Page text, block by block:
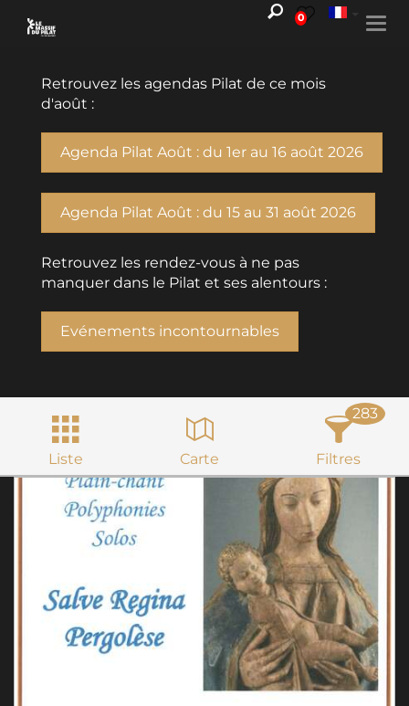
0
Retrouvez les agendas Pilat de ce mois
d'août :
Agenda Pilat Août : du 1er au 16 août 2026
Agenda Pilat Août : du 15 au 31 août 2026
Retrouvez les rendez-vous à ne pas
manquer dans le Pilat et ses alentours :
Evénements incontournables
Liste Carte Filtres
283